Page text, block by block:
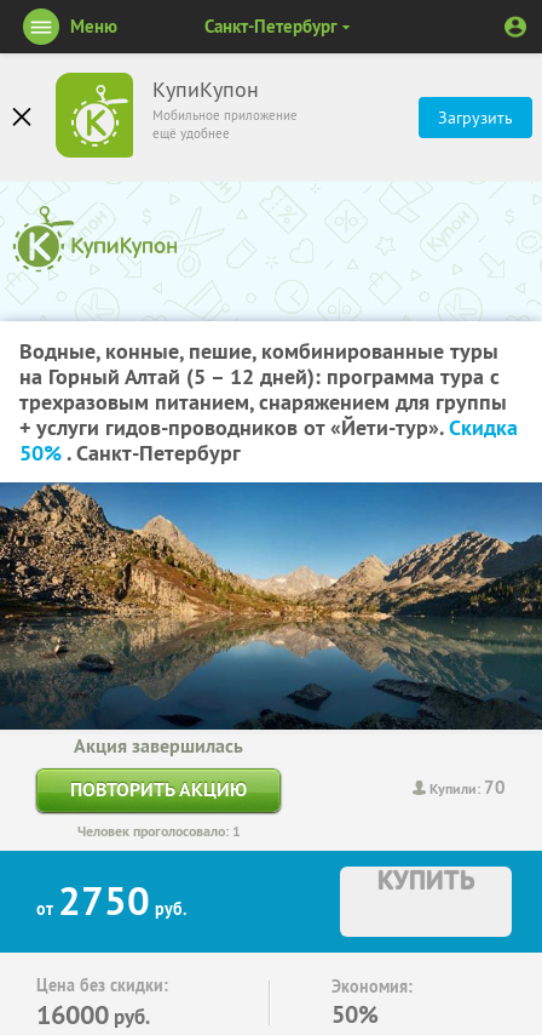
КупиКупон
Мобильное приложение
ещё удобнее
Загрузить
Меню Санкт-Петербург
Водные, конные, пешие, комбинированные туры
на Горный Алтай (5 – 12 дней): программа тура с
трехразовым питанием, снаряжением для группы
+ услуги гидов-проводников от «Йети-тур».Скидка
50%. Санкт-Петербург
Купили: 70
Акция завершилась
ПОВТОРИТЬ АКЦИЮ
Человек проголосовало: 1
от 2750 руб.
КУПИТЬ
Цена без скидки:
16000 руб.
Экономия:
50%